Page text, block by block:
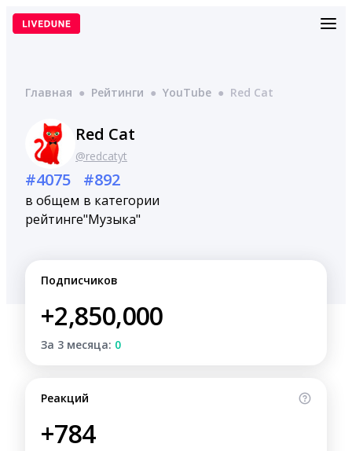
Перейти
Главная ● Рейтинги ● YouTube ● Red Cat
Red Cat
@redcatyt
#4075
в общем
рейтинге
#892
в категории
"Музыка"
Подписчиков
+2,850,000
За 3 месяца: 0
Реакций
+784